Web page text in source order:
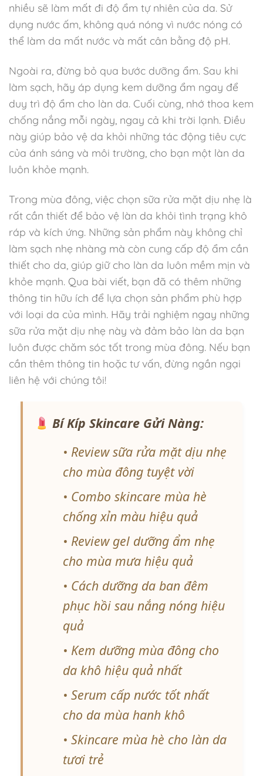
nhiều sẽ làm mất đi độ ẩm tự nhiên của da. Sử
dụng nước ấm, không quá nóng vì nước nóng có
thể làm da mất nước và mất cân bằng độ pH.
Ngoài ra, đừng bỏ qua bước dưỡng ẩm. Sau khi
làm sạch, hãy áp dụng kem dưỡng ẩm ngay để
duy trì độ ẩm cho làn da. Cuối cùng, nhớ thoa kem
chống nắng mỗi ngày, ngay cả khi trời lạnh. Điều
này giúp bảo vệ da khỏi những tác động tiêu cực
của ánh sáng và môi trường, cho bạn một làn da
luôn khỏe mạnh.
Trong mùa đông, việc chọn sữa rửa mặt dịu nhẹ là
rất cần thiết để bảo vệ làn da khỏi tình trạng khô
ráp và kích ứng. Những sản phẩm này không chỉ
làm sạch nhẹ nhàng mà còn cung cấp độ ẩm cần
thiết cho da, giúp giữ cho làn da luôn mềm mịn và
khỏe mạnh. Qua bài viết, bạn đã có thêm những
thông tin hữu ích để lựa chọn sản phẩm phù hợp
với loại da của mình. Hãy trải nghiệm ngay những
sữa rửa mặt dịu nhẹ này và đảm bảo làn da bạn
luôn được chăm sóc tốt trong mùa đông. Nếu bạn
cần thêm thông tin hoặc tư vấn, đừng ngần ngại
liên hệ với chúng tôi!
Bí Kíp Skincare Gửi Nàng:
• Review sữa rửa mặt dịu nhẹ
cho mùa đông tuyệt vời
• Combo skincare mùa hè
chống xỉn màu hiệu quả
• Review gel dưỡng ẩm nhẹ
cho mùa mưa hiệu quả
• Cách dưỡng da ban đêm
phục hồi sau nắng nóng hiệu
quả
• Kem dưỡng mùa đông cho
da khô hiệu quả nhất
• Serum cấp nước tốt nhất
cho da mùa hanh khô
• Skincare mùa hè cho làn da
tươi trẻ